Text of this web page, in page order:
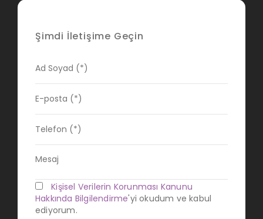
Şimdi İletişime Geçin
Kişisel Verilerin Korunması Kanunu
Hakkında Bilgilendirme'yi okudum ve kabul
ediyorum.